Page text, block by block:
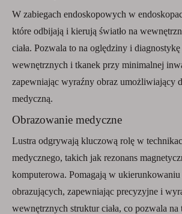
W zabiegach endoskopowych w
które odbijają i kierują światło na
ciała. Pozwala to na oględziny i
wewnętrznych i tkanek przy minimalnej
zapewniając wyraźny obraz umożliwiający
medyczną.
Obrazowanie medyczne
Lustra odgrywają kluczową rolę w
medycznego, takich jak rezonans
komputerowa. Pomagają w
obrazujących, zapewniając precyzyjne i
wewnętrznych struktur ciała, co pozwala na